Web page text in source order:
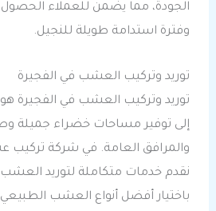
الجودة، مما يضمن للعملاء
وفترة استدامة طويلة للنجيل.
توريد وتركيب العشب في الفجيرة
توريد وتركيب العشب في الفجيرة
إلى توفير مساحات خضراء جميلة
والمرافق العامة. في شركة تركيب
نقدم خدمات متكاملة لتوريد العشب
باختيار أفضل أنواع العشب الطبيعي